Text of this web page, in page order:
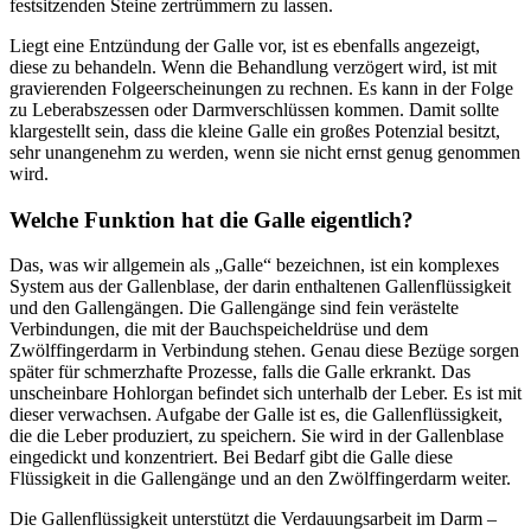
festsitzenden Steine zertrümmern zu lassen.
Liegt eine Entzündung der Galle vor, ist es ebenfalls angezeigt,
diese zu behandeln. Wenn die Behandlung verzögert wird, ist mit
gravierenden Folgeerscheinungen zu rechnen. Es kann in der Folge
zu Leberabszessen oder Darmverschlüssen kommen. Damit sollte
klargestellt sein, dass die kleine Galle ein großes Potenzial besitzt,
sehr unangenehm zu werden, wenn sie nicht ernst genug genommen
wird.
Welche Funktion hat die Galle eigentlich?
Das, was wir allgemein als „Galle“ bezeichnen, ist ein komplexes
System aus der Gallenblase, der darin enthaltenen Gallenflüssigkeit
und den Gallengängen. Die Gallengänge sind fein verästelte
Verbindungen, die mit der Bauchspeicheldrüse und dem
Zwölffingerdarm in Verbindung stehen. Genau diese Bezüge sorgen
später für schmerzhafte Prozesse, falls die Galle erkrankt. Das
unscheinbare Hohlorgan befindet sich unterhalb der Leber. Es ist mit
dieser verwachsen. Aufgabe der Galle ist es, die Gallenflüssigkeit,
die die Leber produziert, zu speichern. Sie wird in der Gallenblase
eingedickt und konzentriert. Bei Bedarf gibt die Galle diese
Flüssigkeit in die Gallengänge und an den Zwölffingerdarm weiter.
Die Gallenflüssigkeit unterstützt die Verdauungsarbeit im Darm –